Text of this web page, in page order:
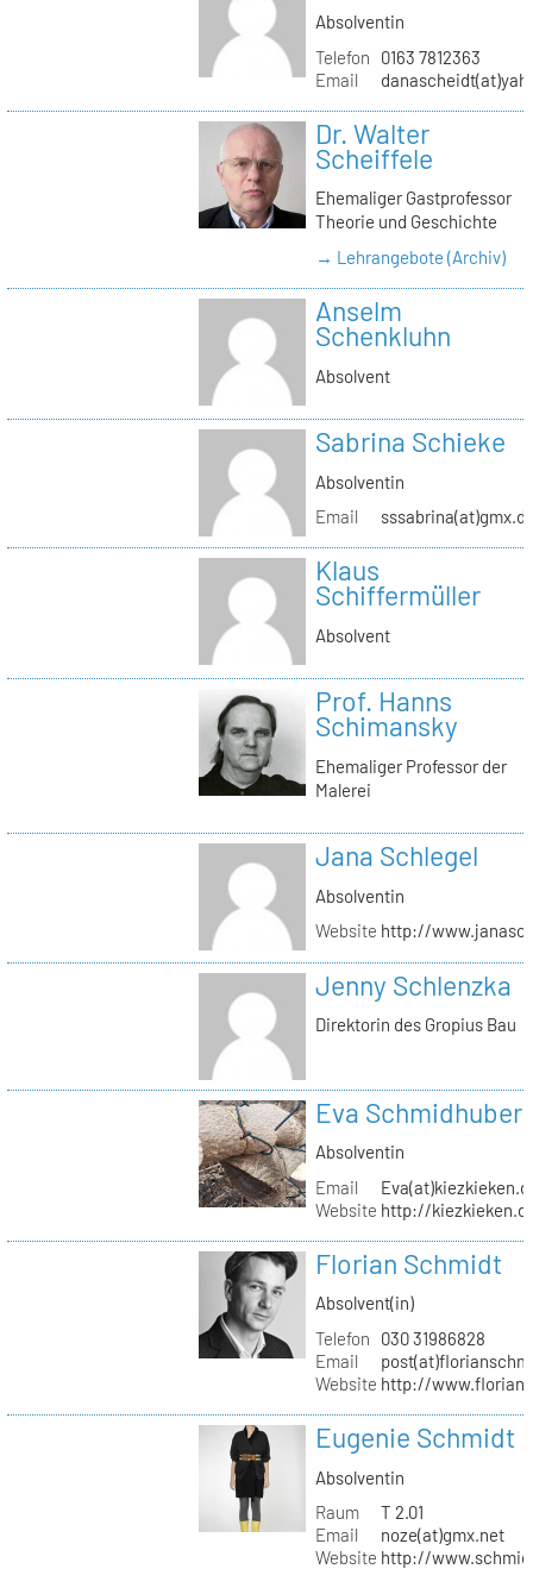
Absolventin
Telefon
0163 7812363
Email
Dr. Walter
Scheiffele
Ehemaliger Gastprofessor
Theorie und Geschichte
→ Lehrangebote (Archiv)
Anselm
Schenkluhn
Absolvent
Sabrina Schieke
Absolventin
Email
Klaus
Schiffermüller
Absolvent
Prof. Hanns
Schimansky
Ehemaliger Professor der
Malerei
Jana Schlegel
Absolventin
Website http://
Jenny Schlenzka
Direktorin des Gropius Bau
Eva Schmidhuber
Absolventin
Email
Website http://
Florian Schmidt
Absolvent(in)
Telefon
030 31986828
Email
Website http://
Eugenie Schmidt
Absolventin
Raum
T 2.01
Email
noze(at)gmx.net
Website http://